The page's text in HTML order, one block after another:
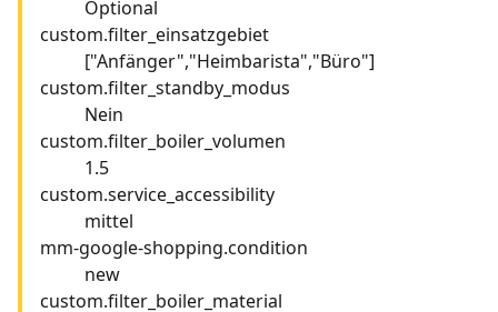
Optional
custom.filter_einsatzgebiet
["Anfänger","Heimbarista","Büro"]
custom.filter_standby_modus
Nein
custom.filter_boiler_volumen
1.5
custom.service_accessibility
mittel
mm-google-shopping.condition
new
custom.filter_boiler_material